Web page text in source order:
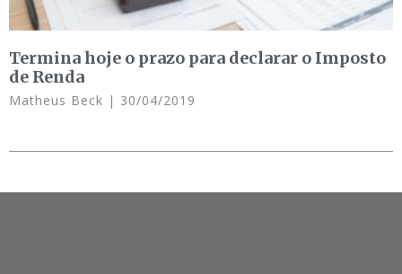
Termina hoje o prazo para declarar o Imposto
de Renda
Matheus Beck 30/04/2019